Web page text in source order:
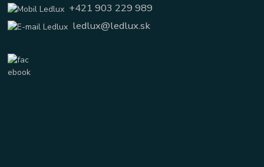
+421 903 229 989
ledlux@ledlux.sk